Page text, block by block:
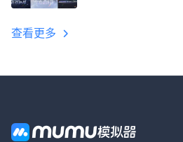
查看更多